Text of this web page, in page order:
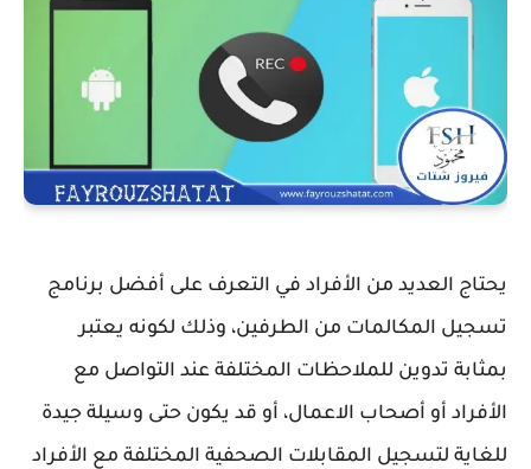
يحتاج العديد من الأفراد في التعرف على أفضل برنامج
تسجيل المكالمات من الطرفين، وذلك لكونه يعتبر
بمثابة تدوين للملاحظات المختلفة عند التواصل مع
الأفراد أو أصحاب الاعمال، أو قد يكون حتى وسيلة جيدة
للغاية لتسجيل المقابلات الصحفية المختلفة مع الأفراد